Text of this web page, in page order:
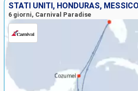
STATI UNITI, HONDURAS, MESSICO
6 giorni, Carnival Paradise